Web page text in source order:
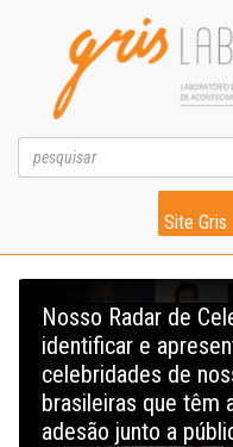
Site Gris
Nosso Radar de
identificar e
celebridades de
brasileiras que têm
adesão junto a